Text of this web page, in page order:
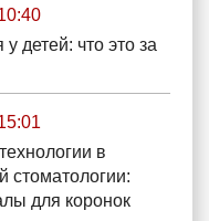
детей: что это за
в
стоматологии:
для коронок